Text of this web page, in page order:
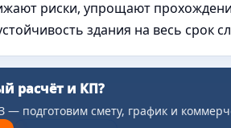
риски, упрощают
здания на весь срок
расчёт и КП?
подготовим смету, график и